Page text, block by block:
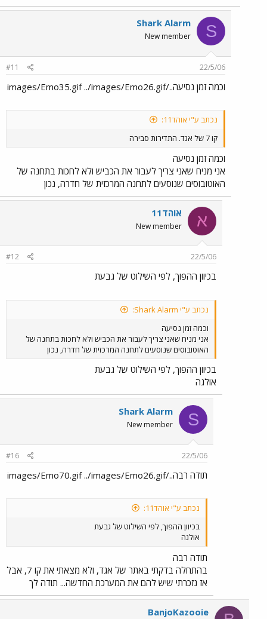
S
Shark Alarm
New member
22/5/06
#11
וכמה זמן נסיעה../images/Emo35.gif ../images/Emo26.gif
נכתב ע"י אוהד11:
קו 7 של אגד. התדירות סבירה
וכמה זמן נסיעה
אני מניח שאני צריך לעבור את הכביש ולא לחכות בתחנה של
האוטובוסים שנוסעים לתחנה המרכזית של חדרה, נכון
א אוהד11
New member
22/5/06
#12
בכיוון ההפוך, לפי השילוט של גבעת
נכתב ע"י Shark Alarm:
וכמה זמן נסיעה
אני מניח שאני צריך לעבור את הכביש ולא לחכות בתחנה של
האוטובוסים שנוסעים לתחנה המרכזית של חדרה, נכון
בכיוון ההפוך, לפי השילוט של גבעת
אולגה
S
Shark Alarm
New member
22/5/06
#16
תודה רבה../images/Emo70.gif ../images/Emo26.gif
נכתב ע"י אוהד11:
בכיוון ההפוך, לפי השילוט של גבעת
אולגה
תודה רבה
בהתחלה בדקתי באתר של אגד, ולא מצאתי את קו 7, אבל
אז נזכרתי שיש להם את המערכת החדשה... תודה לך
BanjoKazooie